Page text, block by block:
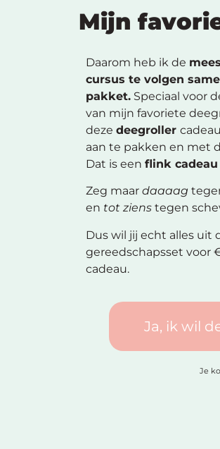
Mijn
Daarom heb ik de
cursus te volgen
pakket. Speciaal voor
van mijn favoriete
deze deegroller
aan te pakken en met
Dat is een flink
Zeg maar daaaag
en tot ziens tegen
Dus wil jij echt alles uit
gereedschapsset voor
cadeau.
Ja, ik wil
Je